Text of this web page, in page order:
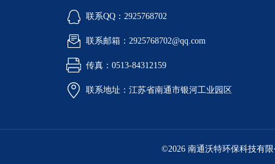
联系QQ：2925768702
联系邮箱：2925768702@qq.com
传真：0513-84312159
联系地址：江苏省南通市银河工业园区
©2026 南通沃特环保科技有